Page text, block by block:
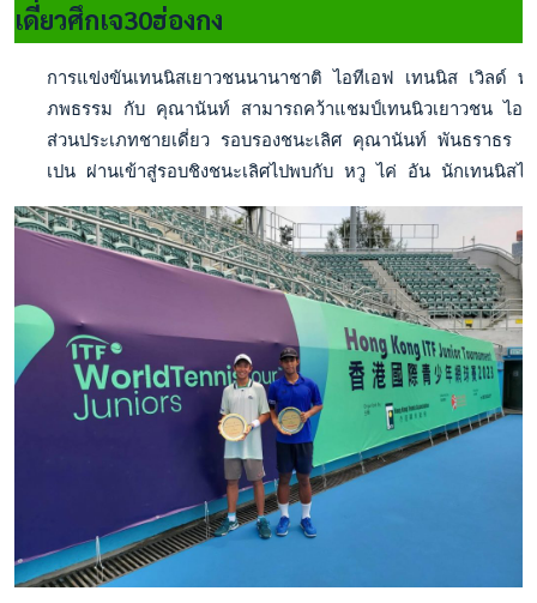
เดี่ยวศึกเจ30ฮ่องกง
การแข่งขันเทนนิสเยาวชนนานาชาติ ไอทีเอฟ เทนนิส เวิลด์
ภพธรรม กับ คุณานันท์ สามารถคว้าแชมป์เทนนิวเยาวชน ไอ
ส่วนประเภทชายเดี่ยว รอบรองชนะเลิศ คุณานันท์ พันธราธร
เปน ผ่านเข้าสู่รอบชิงชนะเลิศไปพบกับ หวู ไค่ อัน นักเทนนิส